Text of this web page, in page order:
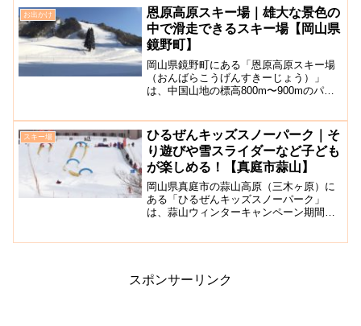
いゲレンデとなっています。また、スキ
ー、スノーボー...
お出かけ
恩原高原スキー場｜雄大な景色の
中で滑走できるスキー場【岡山県
鏡野町】
岡山県鏡野町にある「恩原高原スキー場
（おんばらこうげんすきーじょう）」
は、中国山地の標高800m〜900mのパノ
す。岡山県最大級のスキー場として知ら
れ恩原高原スキー場に...
スキー場
ひるぜんキッズスノーパーク｜そ
り遊びや雪スライダーなど子ども
が楽しめる！【真庭市蒜山】
岡山県真庭市の蒜山高原（三木ヶ原）に
ある「ひるぜんキッズスノーパーク」
は、蒜山ウィンターキャンペーン期間
スポンサーリンク